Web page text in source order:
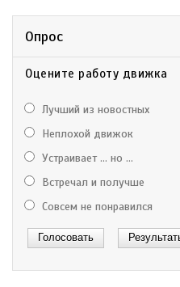
Опрос
Оцените работу движка
Лучший из новостных
Неплохой движок
Устраивает ... но ...
Встречал и получше
Совсем не понравился